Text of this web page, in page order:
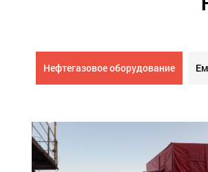
Нефтегазовое оборудование